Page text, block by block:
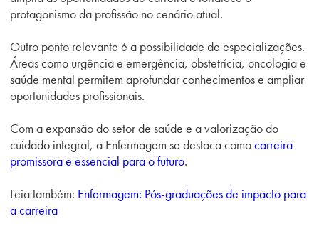
protagonismo da profissão no cenário atual.
Outro ponto relevante é a possibilidade de especializações.
Áreas como urgência e emergência, obstetrícia, oncologia e
saúde mental permitem aprofundar conhecimentos e ampliar
oportunidades profissionais.
Com a expansão do setor de saúde e a valorização do
cuidado integral, a Enfermagem se destaca comocarreira
promissora e essencial para o futuro.
Leia também: Enfermagem: Pós-graduações de impacto para
a carreira